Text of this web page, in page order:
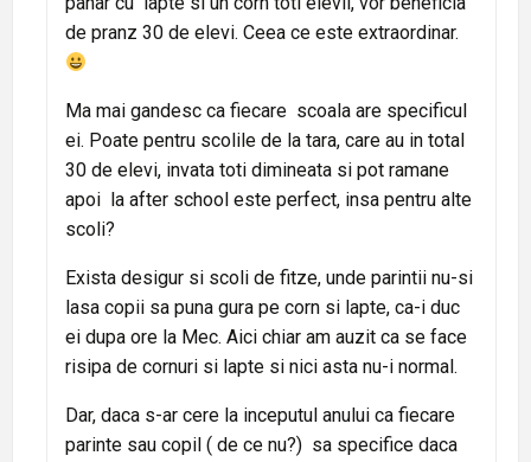
de pranz 30 de elevi. Ceea ce este extraordinar.
Ma mai gandesc ca fiecare scoala are specificul
ei. Poate pentru scolile de la tara, care au in total
30 de elevi, invata toti dimineata si pot ramane
apoi la after school este perfect, insa pentru alte
scoli?
Exista desigur si scoli de fitze, unde parintii nu-si
lasa copii sa puna gura pe corn si lapte, ca-i duc
ei dupa ore la Mec. Aici chiar am auzit ca se face
risipa de cornuri si lapte si nici asta nu-i normal.
Dar, daca s-ar cere la inceputul anului ca fiecare
parinte sau copil ( de ce nu?) sa specifice daca